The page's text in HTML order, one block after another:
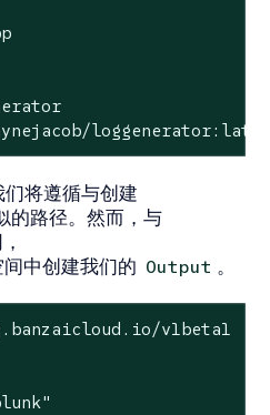
将遵循与创建
的路径。然而，与
中创建我们的 Output 。
v1beta1